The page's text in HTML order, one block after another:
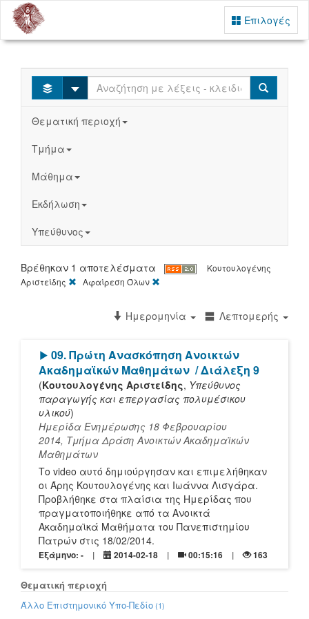
Επιλογές
Select Search
Θεματική περιοχή
Τμήμα
Μάθημα
Εκδήλωση
Υπεύθυνος
Βρέθηκαν 1 αποτελέσματα
Κουτουλογένης
Αριστείδης
[X]Αφαίρεση Όλων
Λεπτομερής
Ημερομηνία
[Play]
09. Πρώτη Ανασκόπηση Ανοικτών
Ακαδημαϊκών Μαθημάτων / Διάλεξη 9
(Κουτουλογένης Αριστείδης, Υπεύθυνος
παραγωγής και επεργασίας πολυμέσικου
υλικού)
Ημερίδα Ενημέρωσης 18 Φεβρουαρίου
2014, Τμήμα Δράση Ανοικτών Ακαδημαϊκών
Μαθημάτων
Το video αυτό δημιούργησαν και επιμελήθηκαν
οι Άρης Κουτουλογένης και Ιωάννα Λισγάρα.
Προβλήθηκε στα πλαίσια της Ημερίδας που
πραγματοποιήθηκε από τα Ανοικτά
Ακαδημαϊκά Μαθήματα του Πανεπιστημίου
Πατρών στις 18/02/2014.
Εξάμηνο: - 2014-02-18 00:15:16 163
Θεματική περιοχή
Άλλο Επιστημονικό Υπο-Πεδίο (1)